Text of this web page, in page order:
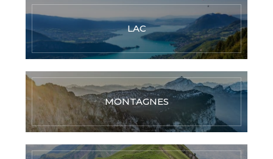
LAC
MONTAGNES